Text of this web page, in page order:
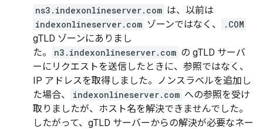
ns3.indexonlineserver.com は、以前は
indexonlineserver.com ゾーンではなく、
.COM
gTLD ゾーンにありまし
た。
n3.indexonlineserver.com の gTLD サーバ
ーにリクエストを送信したときに、参照ではなく、
IP アドレスを取得しました。ノンスラベルを追加し
た場合、
indexonlineserver.com への参照を受け
取りましたが、ホスト名を解決できませんでした。
したがって、gTLD サーバーからの解決が必要なネー